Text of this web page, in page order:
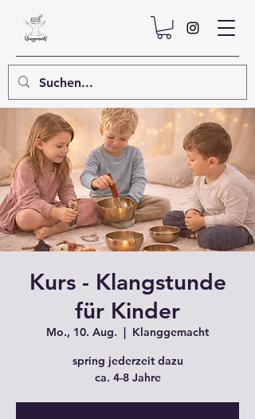
Kurs - Klangstunde
für Kinder
Mo., 10. Aug.
  |
Klanggemacht
spring jederzeit dazu
ca. 4-8 Jahre